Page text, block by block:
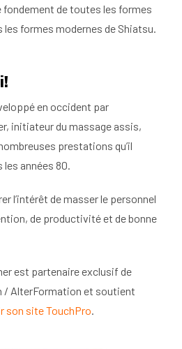
fondement de toutes les formes
formes modernes de Shiatsu.
en occident par
initiateur du massage assis,
prestations qu’il
années 80.
l’intérêt de masser le personnel
de productivité et de bonne
est partenaire exclusif de
/ AlterFormation et soutient
son site TouchPro